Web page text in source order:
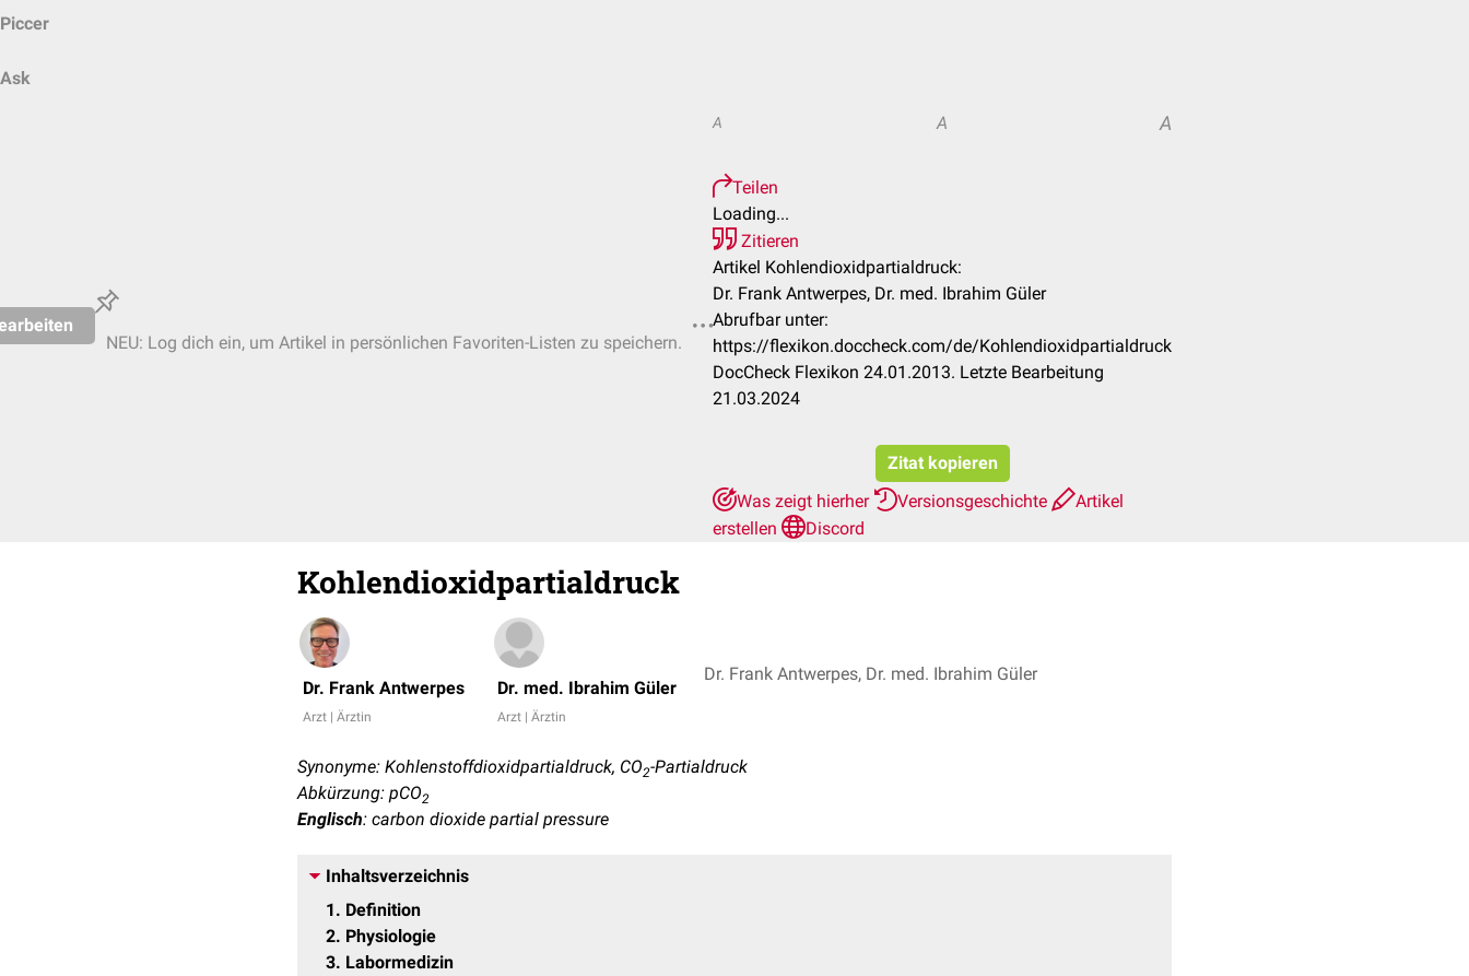
Piccer
Ask
NEU: Log dich ein, um Artikel in persönlichen Favoriten-Listen zu speichern.
A A A
Teilen
Loading...
Zitieren
Artikel Kohlendioxidpartialdruck:
Dr. Frank Antwerpes, Dr. med. Ibrahim Güler
Abrufbar unter:
https://flexikon.doccheck.com/de/Kohlendioxidpartialdruck
DocCheck Flexikon 24.01.2013. Letzte Bearbeitung
21.03.2024
Zitat kopieren
Was zeigt hierher
Versionsgeschichte
Artikel
erstellen
Discord
Kohlendioxidpartialdruck
Dr. Frank Antwerpes
Arzt | Ärztin
Dr. med. Ibrahim Güler
Arzt | Ärztin
Dr. Frank Antwerpes, Dr. med. Ibrahim Güler
Synonyme: Kohlenstoffdioxidpartialdruck, CO2-Partialdruck
Abkürzung: pCO2
Englisch: carbon dioxide partial pressure
Inhaltsverzeichnis
1
Definition
2 Physiologie
3 Labormedizin